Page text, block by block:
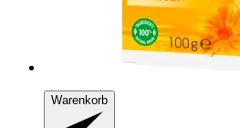
Warenkorb